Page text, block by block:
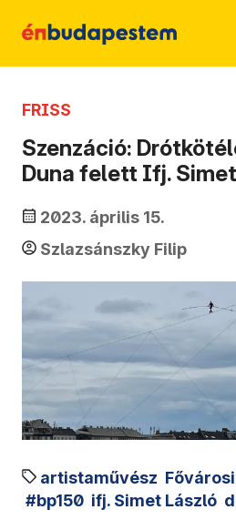
FRISS
Szenzáció:
Duna felett Ifj.
2023. április 15.
Szlazsánszky Filip
artistaművész
#bp150 ifj. Simet László